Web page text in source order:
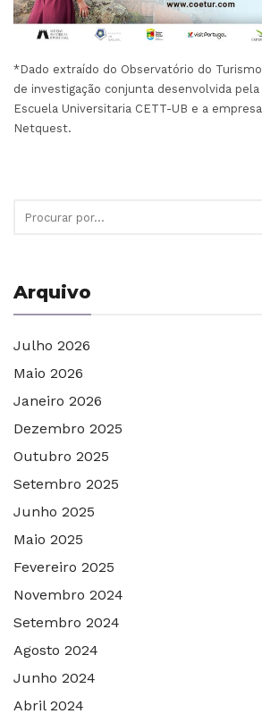
*Dado extraído do Observatório do
de investigação conjunta desenvolvida pela
Escuela Universitaria CETT-UB e a
Netquest.
Arquivo
Julho 2026
Maio 2026
Janeiro 2026
Dezembro 2025
Outubro 2025
Setembro 2025
Junho 2025
Maio 2025
Fevereiro 2025
Novembro 2024
Setembro 2024
Agosto 2024
Junho 2024
Abril 2024